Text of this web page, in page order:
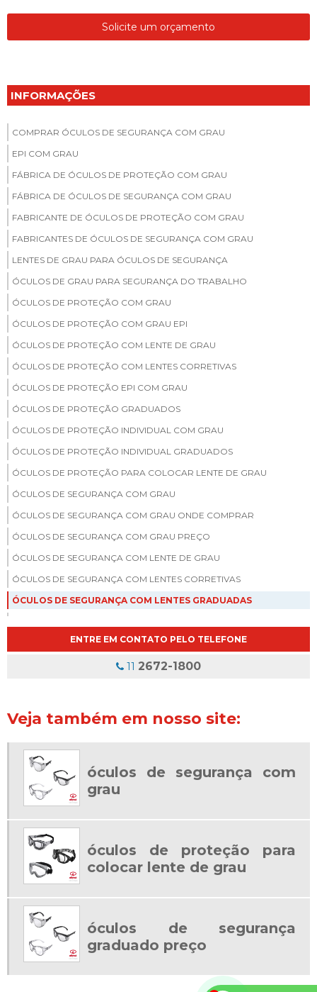
Solicite um orçamento
INFORMAÇÕES
COMPRAR ÓCULOS DE SEGURANÇA COM GRAU
EPI COM GRAU
FÁBRICA DE ÓCULOS DE PROTEÇÃO COM GRAU
FÁBRICA DE ÓCULOS DE SEGURANÇA COM GRAU
FABRICANTE DE ÓCULOS DE PROTEÇÃO COM GRAU
FABRICANTES DE ÓCULOS DE SEGURANÇA COM GRAU
LENTES DE GRAU PARA ÓCULOS DE SEGURANÇA
ÓCULOS DE GRAU PARA SEGURANÇA DO TRABALHO
ÓCULOS DE PROTEÇÃO COM GRAU
ÓCULOS DE PROTEÇÃO COM GRAU EPI
ÓCULOS DE PROTEÇÃO COM LENTE DE GRAU
ÓCULOS DE PROTEÇÃO COM LENTES CORRETIVAS
ÓCULOS DE PROTEÇÃO EPI COM GRAU
ÓCULOS DE PROTEÇÃO GRADUADOS
ÓCULOS DE PROTEÇÃO INDIVIDUAL COM GRAU
ÓCULOS DE PROTEÇÃO INDIVIDUAL GRADUADOS
ÓCULOS DE PROTEÇÃO PARA COLOCAR LENTE DE GRAU
ÓCULOS DE SEGURANÇA COM GRAU
ÓCULOS DE SEGURANÇA COM GRAU ONDE COMPRAR
ÓCULOS DE SEGURANÇA COM GRAU PREÇO
ÓCULOS DE SEGURANÇA COM LENTE DE GRAU
ÓCULOS DE SEGURANÇA COM LENTES CORRETIVAS
ÓCULOS DE SEGURANÇA COM LENTES GRADUADAS
ÓCULOS DE SEGURANÇA EPI COM GRAU
ÓCULOS DE SEGURANÇA GRADUADO
ÓCULOS EPI COM GRAU
ÓCULOS EPI COM LENTE DE GRAU
ÓCULOS GRADUADO DE SEGURANÇA
ONDE COMPRAR ÓCULOS DE SEGURANÇA COM GRAU
ENTRE EM CONTATO PELO TELEFONE
11 2672-1800
Veja também em nosso site:
óculos de segurança com
grau
óculos de proteção para
colocar lente de grau
óculos de segurança
graduado preço